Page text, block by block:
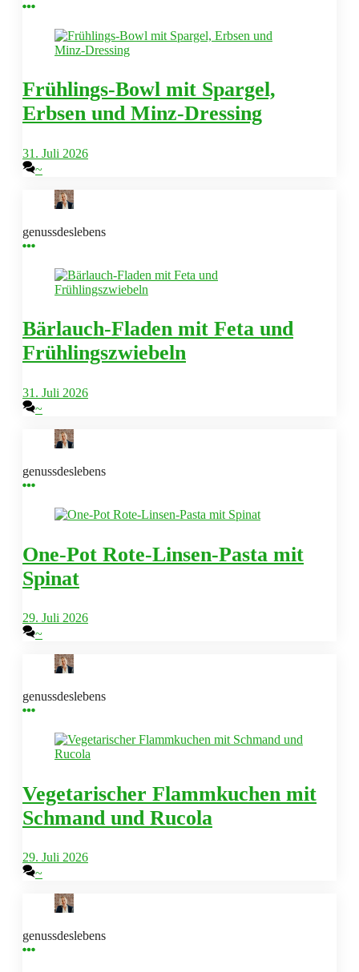
Frühlings-Bowl mit Spargel,
Erbsen und Minz-Dressing
31. Juli 2026
~
genussdeslebens
Bärlauch-Fladen mit Feta und
Frühlingszwiebeln
31. Juli 2026
~
genussdeslebens
One-Pot Rote-Linsen-Pasta mit
Spinat
29. Juli 2026
~
genussdeslebens
Vegetarischer Flammkuchen mit
Schmand und Rucola
29. Juli 2026
~
genussdeslebens